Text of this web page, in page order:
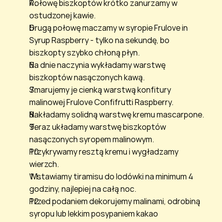
Połowę biszkoptów krótko zanurzamy w
ostudzonej kawie.
Drugą połowę maczamy w syropie Frulove in
Syrup Raspberry - tylko na sekundę, bo
biszkopty szybko chłoną płyn.
Na dnie naczynia wykładamy warstwę
biszkoptów nasączonych kawą.
Smarujemy je cienką warstwą konfitury
malinowej Frulove Confifrutti Raspberry.
Nakładamy solidną warstwę kremu mascarpone.
Teraz układamy warstwę biszkoptów
nasączonych syropem malinowym.
Przykrywamy resztą kremu i wygładzamy
wierzch.
Wstawiamy tiramisu do lodówki na minimum 4
godziny, najlepiej na całą noc.
Przed podaniem dekorujemy malinami, odrobiną
syropu lub lekkim posypaniem kakao